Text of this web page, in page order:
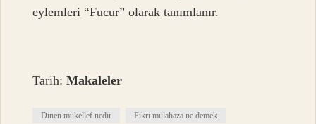
eylemleri “Fucur” olarak tanımlanır.
Tarih:Makaleler
Dinen mükellef nedir Fikri mülahaza ne demek